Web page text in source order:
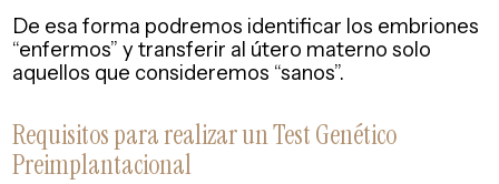
De esa forma podremos identificar los embriones
“enfermos” y transferir al útero materno solo
aquellos que consideremos “sanos”.
Requisitos para realizar un Test Genético
Preimplantacional